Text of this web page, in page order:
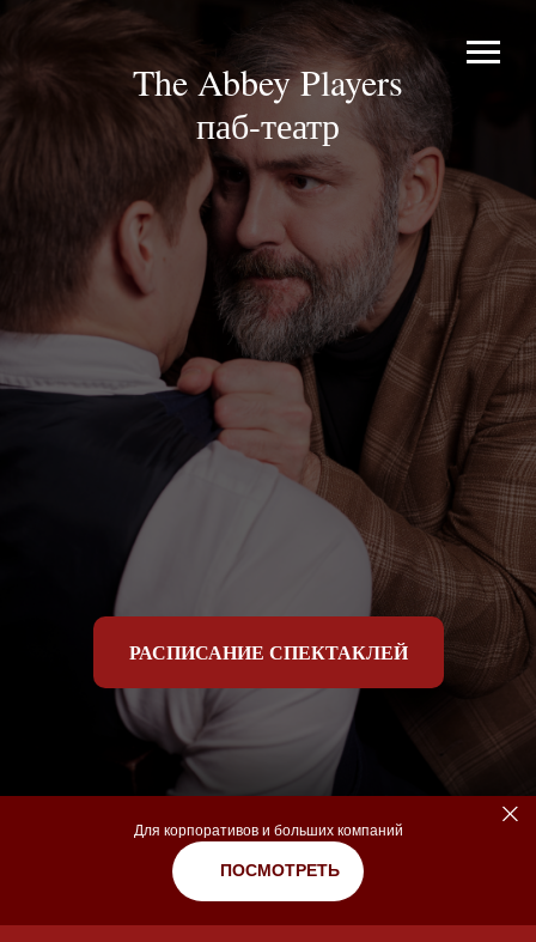
The Abbey Players
паб-театр
РАСПИСАНИЕ СПЕКТАКЛЕЙ
Для корпоративов и больших компаний
ПОСМОТРЕТЬ